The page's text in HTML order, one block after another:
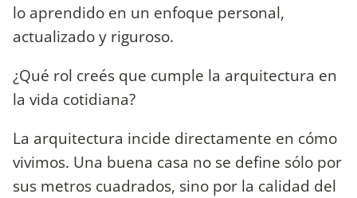
lo aprendido en un enfoque personal,
actualizado y riguroso.
¿Qué rol creés que cumple la arquitectura en
la vida cotidiana?
La arquitectura incide directamente en cómo
vivimos. Una buena casa no se define sólo por
sus metros cuadrados, sino por la calidad del